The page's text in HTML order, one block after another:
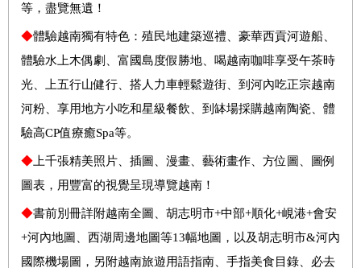
等，盡覽無遺！
◆體驗越南獨有特色：殖民地建築巡禮、豪華西貢河遊船、
體驗水上木偶劇、富國島度假勝地、喝越南咖啡享受午茶時
光、上五行山健行、搭人力車輕鬆遊街、到河內吃正宗越南
河粉、享用地方小吃和星級餐飲、到缽場採購越南陶瓷、體
驗高CP值療癒Spa等。
◆ 上千張精美照片、插圖、漫畫、藝術畫作、方位圖、圖例
圖表，用豐富的視覺呈現導覽越南！
◆書前別冊詳附越南全圖、胡志明市+中部+順化+峴港+會安
+河內地圖、西湖周邊地圖等13幅地圖，以及胡志明市&河內
國際機場圖，另附越南旅遊用語指南、手指美食目錄、必去